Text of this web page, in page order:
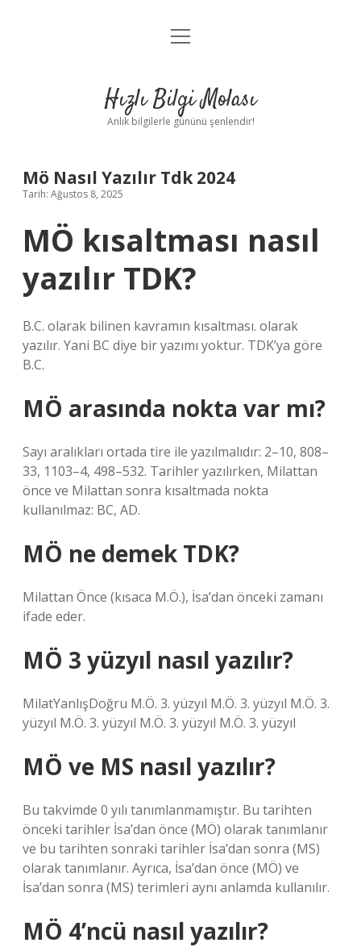
Anasayfa
Yasal Uyarı
menüyü
Hızlı Bilgi Molası
Anlık bilgilerle gününü şenlendir!
Mö Nasıl Yazılır Tdk 2024
Tarih: Ağustos 8, 2025
MÖ kısaltması nasıl
yazılır TDK?
B.C. olarak bilinen kavramın kısaltması. olarak
yazılır. Yani BC diye bir yazımı yoktur. TDK’ya göre
B.C.
MÖ arasında nokta var mı?
Sayı aralıkları ortada tire ile yazılmalıdır: 2–10, 808–
33, 1103–4, 498–532. Tarihler yazılırken, Milattan
önce ve Milattan sonra kısaltmada nokta
kullanılmaz: BC, AD.
MÖ ne demek TDK?
Milattan Önce (kısaca M.Ö.), İsa’dan önceki zamanı
ifade eder.
MÖ 3 yüzyıl nasıl yazılır?
MilatYanlışDoğru M.Ö. 3. yüzyıl M.Ö. 3. yüzyıl M.Ö. 3.
yüzyıl M.Ö. 3. yüzyıl M.Ö. 3. yüzyıl M.Ö. 3. yüzyıl
MÖ ve MS nasıl yazılır?
Bu takvimde 0 yılı tanımlanmamıştır. Bu tarihten
önceki tarihler İsa’dan önce (MÖ) olarak tanımlanır
ve bu tarihten sonraki tarihler İsa’dan sonra (MS)
olarak tanımlanır. Ayrıca, İsa’dan önce (MÖ) ve
İsa’dan sonra (MS) terimleri aynı anlamda kullanılır.
MÖ 4’ncü nasıl yazılır?